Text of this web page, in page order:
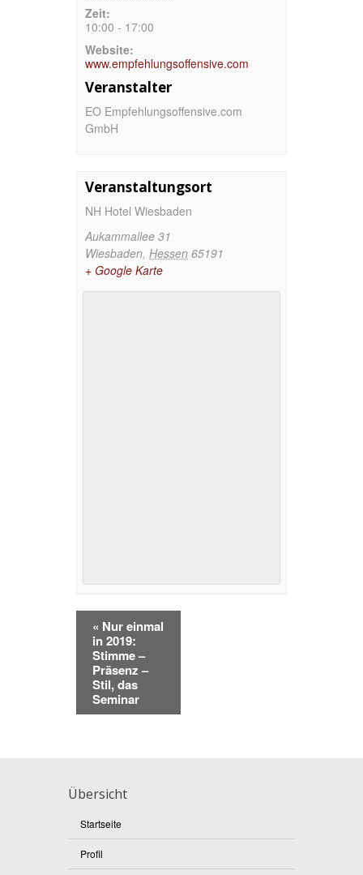
Zeit:
10:00 - 17:00
Website:
www.empfehlungsoffensive.com
Veranstalter
EO Empfehlungsoffensive.com
GmbH
Veranstaltungsort
NH Hotel Wiesbaden
Aukammallee 31
Wiesbaden, Hessen 65191
+ Google Karte
Veranstaltung
Navigation
« Nur einmal
in 2019:
Stimme –
Präsenz –
Stil, das
Seminar
Übersicht
Startseite
Profil